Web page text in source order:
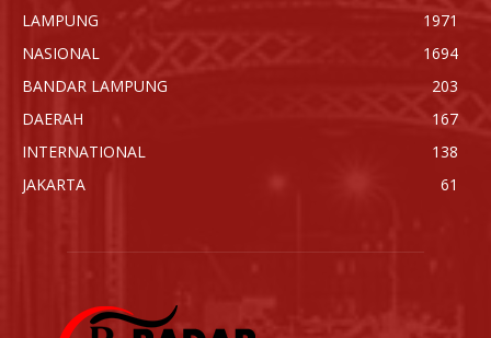
LAMPUNG
1971
NASIONAL
1694
BANDAR LAMPUNG
203
DAERAH
167
INTERNATIONAL
138
JAKARTA
61